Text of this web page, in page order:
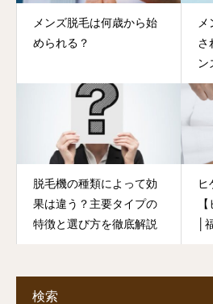
メンズ脱毛は何歳から始
められる？
さ
ン
脱毛機の種類によって効
果は違う？主要タイプの
特徴と選び方を徹底解説
ヒ
│
検索